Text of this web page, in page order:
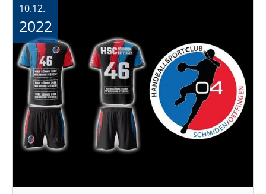
10.12.
2022